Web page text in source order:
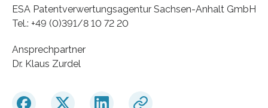
ESA Patentverwertungsagentur Sachsen-Anhalt GmbH
Tel.: +49 (0)391/8 10 72 20
Ansprechpartner
Dr. Klaus Zurdel